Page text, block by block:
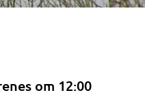
om 12:00